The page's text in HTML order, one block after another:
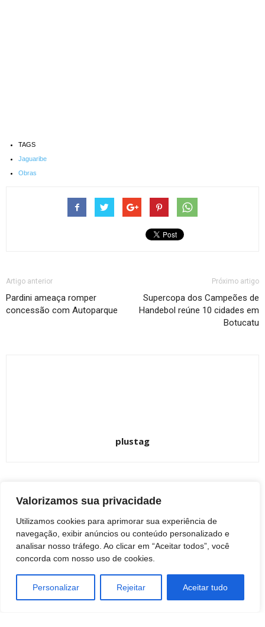
Valorizamos sua privacidade
Utilizamos cookies para aprimorar sua experiência de
navegação, exibir anúncios ou conteúdo personalizado e
analisar nosso tráfego. Ao clicar em “Aceitar todos”, você
concorda com nosso uso de cookies.
Personalizar Rejeitar Aceitar tudo
TAGS
Jaguaribe
Obras
Artigo anterior
Pardini ameaça romper
concessão com Autoparque
Próximo artigo
Supercopa dos Campeões de
Handebol reúne 10 cidades em
Botucatu
plustag
ARTIGOS RELACIONADOS Mais do autor
Botucatu: Avenida Vital Brasil deve ser
liberada nos próximos dias
Prefeito Fábio Leite ingressa com ação
judicial contra a realização da marcha da